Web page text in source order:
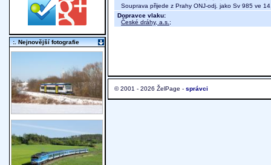
Souprava přijede z Prahy ONJ-odj. jako Sv 985 ve
Dopravce vlaku:
České dráhy, a.s. ;
© 2001 - 2026 ŽelPage - správci
:. Nejnovější fotografie